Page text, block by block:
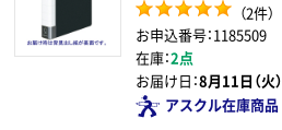
（2件）
お申込番号：1185509
在庫：2点
お届け日：8月11日（火）
アスクル在庫商品